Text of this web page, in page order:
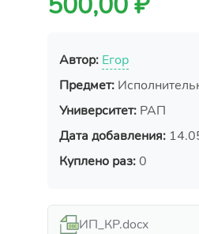
Автор: Егор
Предмет:
Университет: РАП
Дата добавления:
Куплено раз:0
ИП_КР.docx